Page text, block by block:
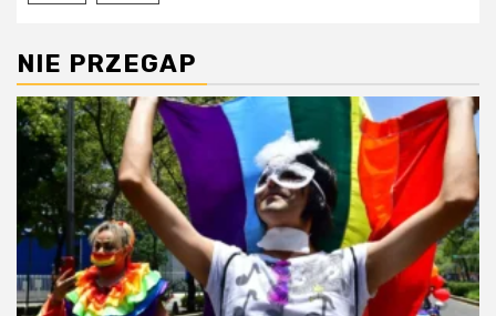
NIE PRZEGAP